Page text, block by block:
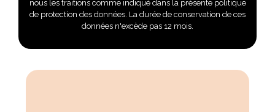
nous les traitions comme indiqué dans la présente politique
de protection des données. La durée de conservation de ces
données n'excède pas 12 mois.